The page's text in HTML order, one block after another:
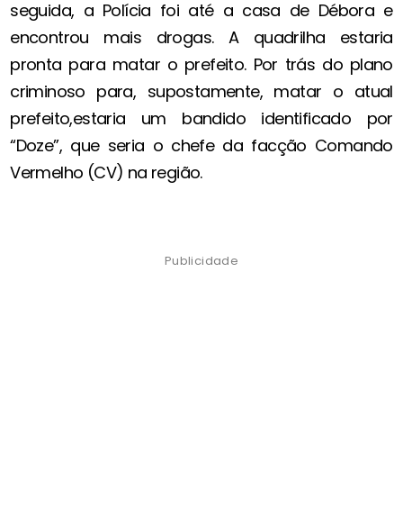
seguida, a Polícia foi até a casa de Débora e
encontrou mais drogas. A quadrilha estaria
pronta para matar o prefeito. Por trás do plano
criminoso para, supostamente, matar o atual
prefeito,estaria um bandido identificado por
“Doze”, que seria o chefe da facção Comando
Vermelho (CV) na região.
Publicidade